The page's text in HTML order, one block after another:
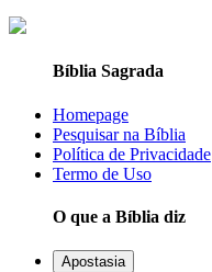
Bíblia Sagrada
Homepage
Pesquisar na Bíblia
Política de Privacidade
Termo de Uso
O que a Bíblia diz
Apostasia